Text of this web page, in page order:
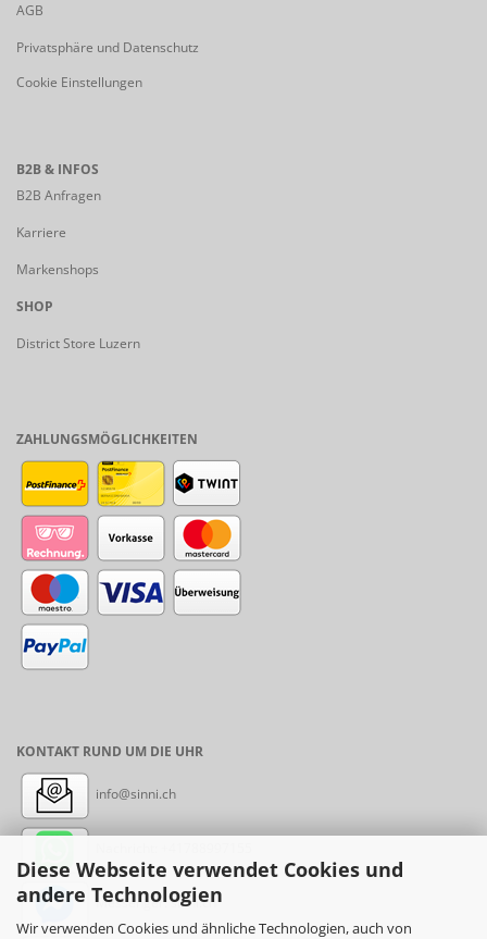
Diese Webseite verwendet Cookies und
andere Technologien
Wir verwenden Cookies und ähnliche Technologien, auch von
AGB
Privatsphäre und Datenschutz
Cookie Einstellungen
B2B & INFOS
B2B Anfragen
Karriere
Markenshops
SHOP
District Store Luzern
ZAHLUNGSMÖGLICHKEITEN
KONTAKT RUND UM DIE UHR
info@sinni.ch
Messenger: sinni.ch